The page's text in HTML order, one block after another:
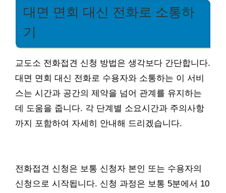
대면 면회 대신 전화로 소통하
기
교도소 전화접견 신청 방법은 생각보다 간단합니다.
대면 면회 대신 전화로 수용자와 소통하는 이 서비
스는 시간과 공간의 제약을 넘어 관계를 유지하는
데 도움을 줍니다. 각 단계별 소요시간과 주의사항
까지 포함하여 자세히 안내해 드리겠습니다.
전화접견 신청은 보통 신청자 본인 또는 수용자의
신청으로 시작됩니다. 신청 과정은 보통 5분에서 10